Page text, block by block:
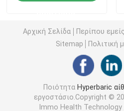
Hyperbaric αίθουσα
Hyperbaric αίθουσα
Hyperbaric αίθουσα
Αρχική Σελίδα Περίπου εμείς
Sitemap
Πολιτική
Ποιότητα Hyperbaric
εργοστάσιο.Copyright ©
Immo Health Technology